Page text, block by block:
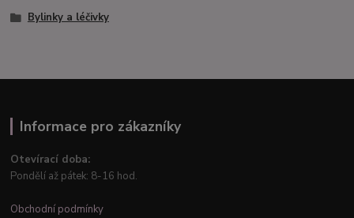
Bylinky a léčivky
Informace pro zákazníky
Otevírací doba:
Pondělí až pátek: 8-16 hod.
Obchodní podmínky